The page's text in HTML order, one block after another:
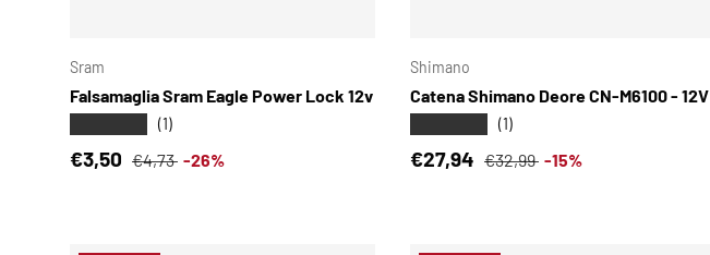
Sram
Falsamaglia Sram Eagle Power Lock 12v
(1)
Prezzo di vendita
€3,50 Prezzo normale
€4,73 -26%
Shimano
Catena Shimano Deore CN-M6100 - 12V
(1)
Prezzo di vendita
€27,94 Prezzo normale
€32,99 -15%